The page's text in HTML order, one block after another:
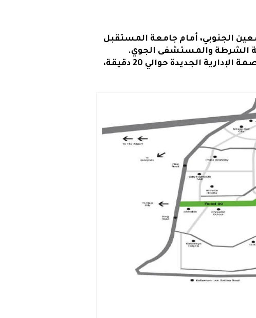
شارع التسعين الجنوبي، أمام جامعة المستقبل
ويبعد حوالي 15 دقيقة من مدينة نصر. و15 دقيقة من مصر الجديدة، كما يبعد عن العاصمة الإدارية الجديدة حوالي 20 دقيقة،